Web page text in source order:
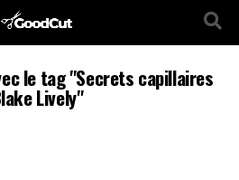
le tag "Secrets capillaires
Lively"